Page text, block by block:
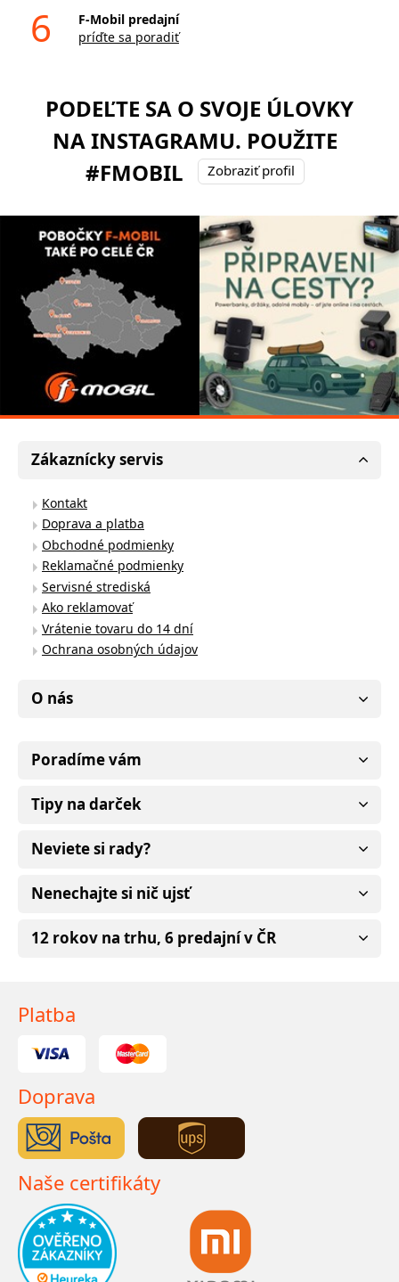
6
F-Mobil predajní
príďte sa poradiť
PODEĽTE SA O SVOJE ÚLOVKY
NA INSTAGRAMU. POUŽITE
#FMOBIL
Zobraziť profil
Zákaznícky servis
Kontakt
Doprava a platba
Obchodné podmienky
Reklamačné podmienky
Servisné strediská
Ako reklamovať
Vrátenie tovaru do 14 dní
Ochrana osobných údajov
O nás
Poradíme vám
Tipy na darček
Neviete si rady?
Nenechajte si nič ujsť
12 rokov na trhu, 6 predajní v ČR
Platba
Doprava
Naše certifikáty